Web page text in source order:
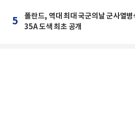
5
폴란드, 역대 최대 국군의날 군사열
35A 도색 최초 공개